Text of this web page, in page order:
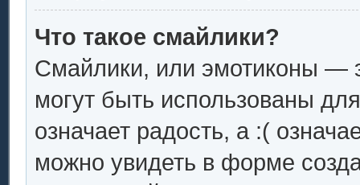
Что такое смайлики?
Смайлики, или эмотиконы —
могут быть использованы
означает радость, а :(
можно увидеть в форме